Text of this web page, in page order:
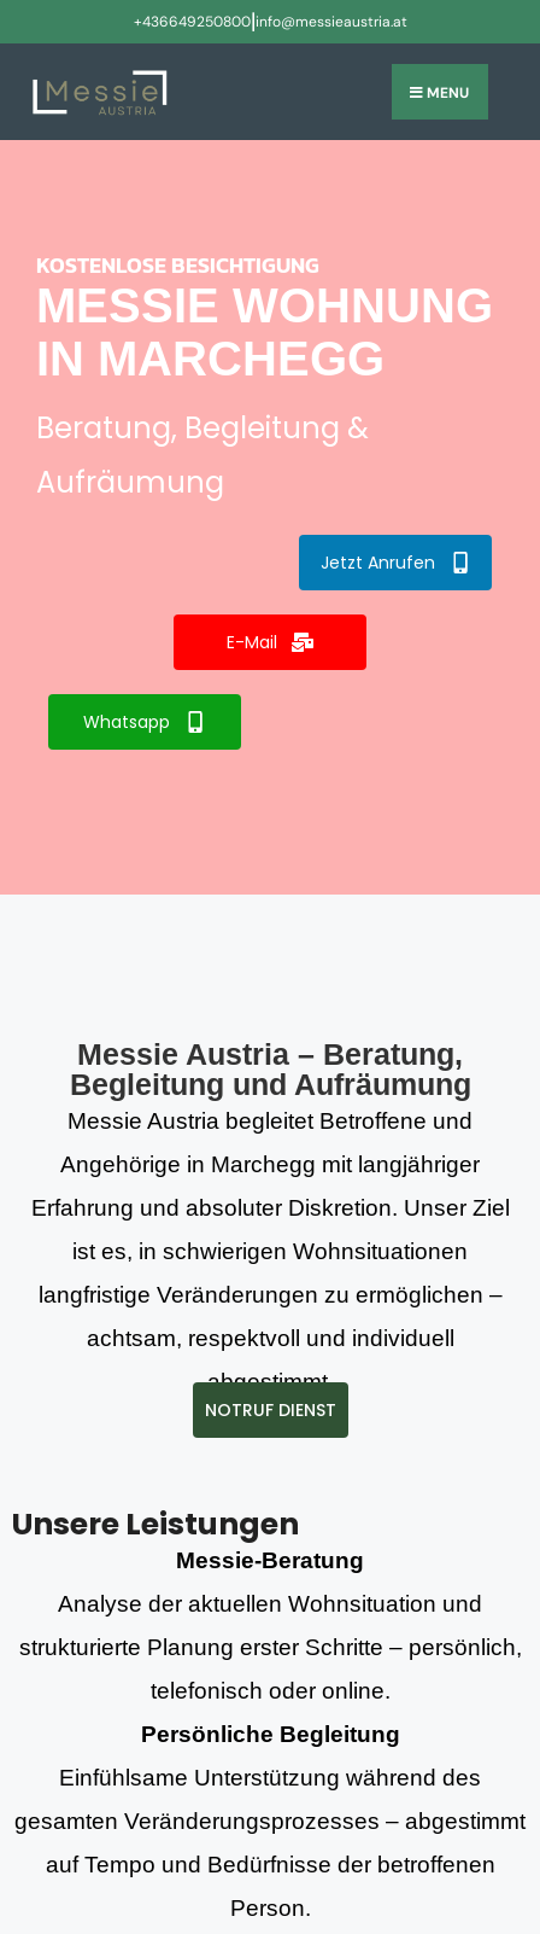
+436649250800|info@messieaustria.at
MENU
KOSTENLOSE BESICHTIGUNG
MESSIE WOHNUNG
IN MARCHEGG
Beratung, Begleitung &
Aufräumung
Jetzt Anrufen
E-Mail
Whatsapp
Messie Austria – Beratung,
Begleitung und Aufräumung
Messie Austria begleitet Betroffene und
Angehörige in Marchegg mit langjähriger
Erfahrung und absoluter Diskretion. Unser Ziel
ist es, in schwierigen Wohnsituationen
langfristige Veränderungen zu ermöglichen –
achtsam, respektvoll und individuell
abgestimmt.
NOTRUF DIENST
Unsere Leistungen
Messie-Beratung
Analyse der aktuellen Wohnsituation und
strukturierte Planung erster Schritte – persönlich,
telefonisch oder online.
Persönliche Begleitung
Einfühlsame Unterstützung während des
gesamten Veränderungsprozesses – abgestimmt
auf Tempo und Bedürfnisse der betroffenen
Person.